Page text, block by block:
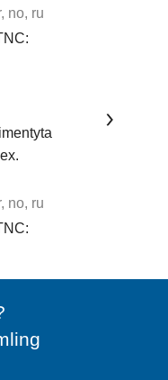
no, ru
no, ru